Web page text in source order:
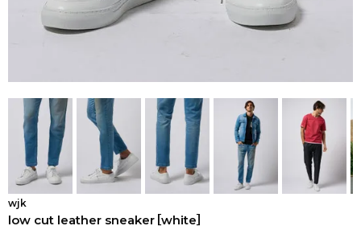
wjk
low cut leather sneaker［white］